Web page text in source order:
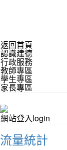
返回首頁
認識建德
行政服務
教師專區
學生專區
家長專區
網站登入login
流量統計